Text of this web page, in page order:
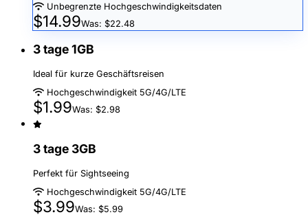
Unbegrenzte Hochgeschwindigkeitsdaten
$14.99Was: $22.48
3 tage 1GB
Ideal für kurze Geschäftsreisen
Hochgeschwindigkeit 5G/4G/LTE
$1.99Was: $2.98
3 tage 3GB
Perfekt für Sightseeing
Hochgeschwindigkeit 5G/4G/LTE
$3.99Was: $5.99